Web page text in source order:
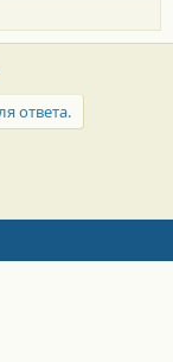
ответа.